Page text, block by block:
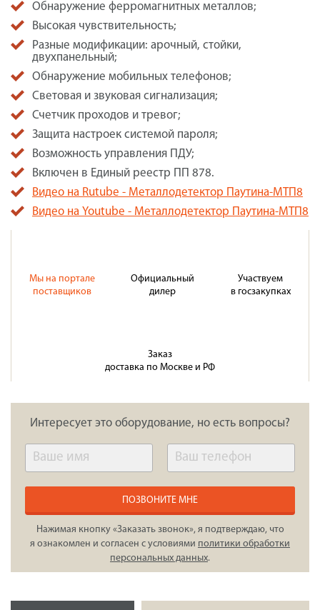
Обнаружение ферромагнитных металлов;
Высокая чувствительность;
Разные модификации: арочный, стойки,
двухпанельный;
Обнаружение мобильных телефонов;
Световая и звуковая сигнализация;
Счетчик проходов и тревог;
Защита настроек системой пароля;
Возможность управления ПДУ;
Включен в Единый реестр ПП 878.
Видео на Rutube - Металлодетектор Паутина-МТП8
Видео на Youtube - Металлодетектор Паутина-МТП8
Мы на портале
поставщиков
Официальный
дилер
Участвуем
в госзакупках
Заказ
доставка по Москве и РФ
Интересует это оборудование, но есть вопросы?
ПОЗВОНИТЕ МНЕ
Нажимая кнопку «Заказать звонок», я подтверждаю, что
я ознакомлен и согласен с условиями политики обработки
персональных данных.